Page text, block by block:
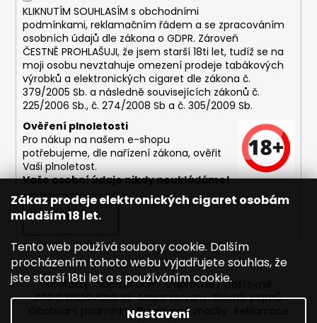
Zákaz prodeje elektronických cigaret osobám
mladším 18 let.
Tento web používá soubory cookie. Dalším
procházením tohoto webu vyjadřujete souhlas, že
jste starší 18ti let a s používáním cookie.
Nastavení
u
m
DEKANG
MENTOL
10ML
6MG
169
Kč
Původně:
195
KLIKNUTÍM SOUHLASÍM s obchodními
podmínkami, reklamačním řádem a se zpracováním
osobních údajů dle zákona o GDPR. Zároveň
ČESTNĚ PROHLAŠUJI, že jsem starší 18ti let, tudíž se na
moji osobu nevztahuje omezení prodeje tabákových
výrobků a elektronických cigaret dle zákona č.
379/2005 Sb. a následně souvisejících zákonů č.
225/2006 Sb., č. 274/2008 Sb a č. 305/2009 Sb.
Ověření plnoletosti
Pro nákup na našem e-shopu
potřebujeme, dle nařízení zákona, ověřit
Vaši plnoletost.
Vaše osobní údaje nikdy neukládáme!
PŘIHLÁSIT SE
Kontakty Napište nám Dopravné / poštovné
PROČ EKOSMOKE.cz Mapa serveru Slovník pojmů
Obchodní podmínky Prodávané značky